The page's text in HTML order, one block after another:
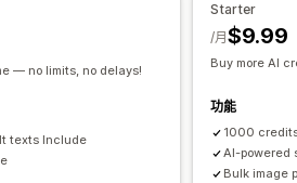
— no limits, no delays!
texts Include
Starter
$9.99
/月
Buy more AI
功能
1000
AI-powered
Bulk image